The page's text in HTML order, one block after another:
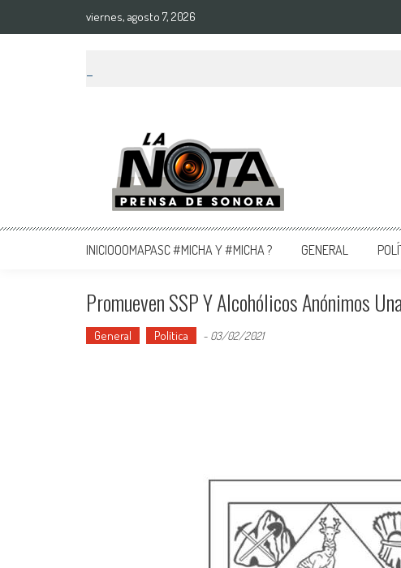
viernes, agosto 7, 2026
La Nota Prensa De Sonora
Noticias del día
INICIOOOMAPASC #MICHA Y #MICHA ? GENERAL
Promueven SSP Y Alcohólicos Anónimos
General Política - 03/02/2021